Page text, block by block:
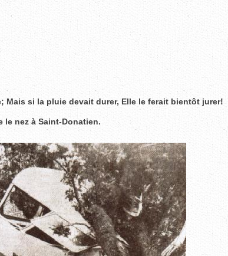
Mais si la pluie devait durer, Elle le ferait bientôt jurer!
le nez à Saint-Donatien.